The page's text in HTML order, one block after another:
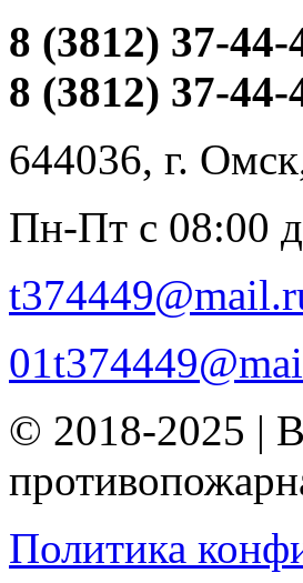
8 (3812) 37-44-
8 (3812) 37-44-
644036, г.
Пн-Пт с 08:00
© 2018-2025 |
Политика